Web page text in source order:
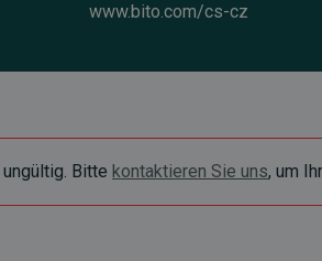
www.bito.com/cs-cz
Bitte kontaktieren Sie uns, um